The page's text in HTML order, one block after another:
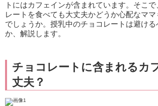
トにはカフェインが含まれています。そこ
レートを食べても大丈夫かどうか心配なマ
でしょうか。授乳中のチョコレートは避ける
か、解説します。
チョコレートに含まれるカ
丈夫？